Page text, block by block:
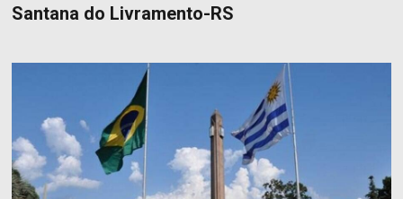
Santana do Livramento-RS